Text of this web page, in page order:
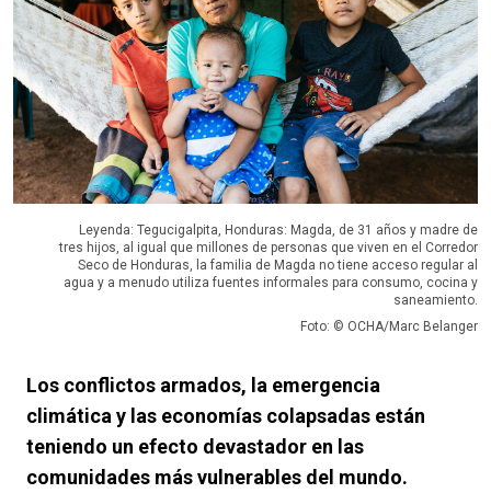
Leyenda: Tegucigalpita, Honduras: Magda, de 31 años y madre de
tres hijos, al igual que millones de personas que viven en el Corredor
Seco de Honduras, la familia de Magda no tiene acceso regular al
agua y a menudo utiliza fuentes informales para consumo, cocina y
saneamiento.
Foto: © OCHA/Marc Belanger
Los conflictos armados, la emergencia
climática y las economías colapsadas están
teniendo un efecto devastador en las
comunidades más vulnerables del mundo.